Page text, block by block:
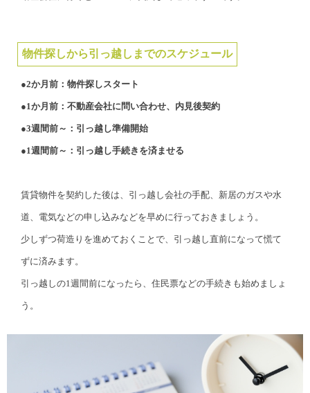
物件探しから引っ越しまでのスケジュール
●2か月前：物件探しスタート
●1か月前：不動産会社に問い合わせ、内見後契約
●3週間前～：引っ越し準備開始
●1週間前～：引っ越し手続きを済ませる
賃貸物件を契約した後は、引っ越し会社の手配、新居のガスや水
道、電気などの申し込みなどを早めに行っておきましょう。
少しずつ荷造りを進めておくことで、引っ越し直前になって慌て
ずに済みます。
引っ越しの1週間前になったら、住民票などの手続きも始めましょ
う。